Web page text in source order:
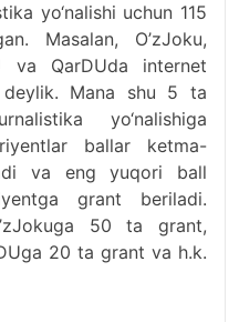
yo‘nalishi uchun 115
Masalan, O’zJoku,
va QarDUda internet
deylik. Mana shu 5 ta
yo‘nalishiga
ballar ketma-
va eng yuqori ball
grant beriladi.
50 ta grant,
20 ta grant va h.k.